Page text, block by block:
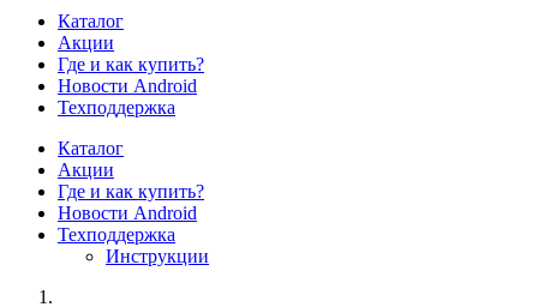
Каталог
Акции
Где и как купить?
Новости Android
Техподдержка
Каталог
Акции
Где и как купить?
Новости Android
Техподдержка
Инструкции